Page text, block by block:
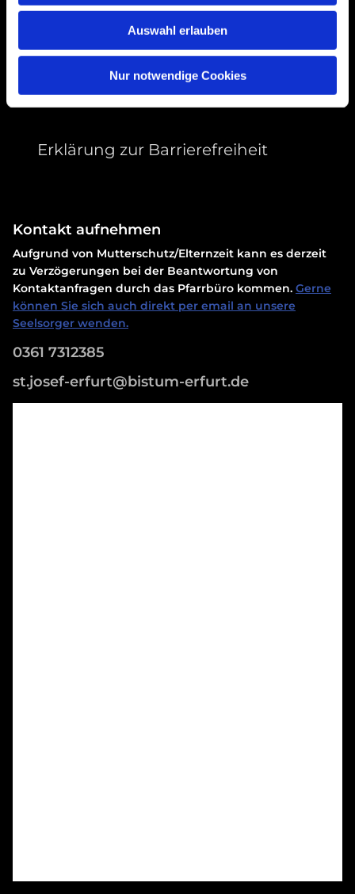
Auswahl erlauben
Nur notwendige Cookies
Erklärung zur Barrierefreiheit
Kontakt aufnehmen
Aufgrund von Mutterschutz/Elternzeit kann es derzeit
zu Verzögerungen bei der Beantwortung von
Kontaktanfragen durch das Pfarrbüro kommen. Gerne
können Sie sich auch direkt per email an unsere
Seelsorger wenden.
0361 7312385
st.josef-erfurt@bistum-erfurt.de